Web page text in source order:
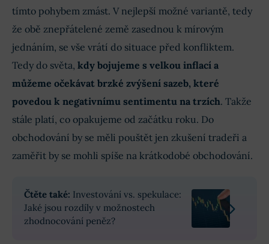
tímto pohybem zmást. V nejlepší možné variantě, tedy
že obě znepřátelené země zasednou k mírovým
jednáním, se vše vrátí do situace před konfliktem.
Tedy do světa, kdy bojujeme s velkou inflací a
můžeme očekávat brzké zvýšení sazeb, které
povedou k negativnímu sentimentu na trzích. Takže
stále platí, co opakujeme od začátku roku. Do
obchodování by se měli pouštět jen zkušení tradeři a
zaměřit by se mohli spíše na krátkodobé obchodování.
Čtěte také: Investování vs. spekulace:
Jaké jsou rozdíly v možnostech
zhodnocování peněz?